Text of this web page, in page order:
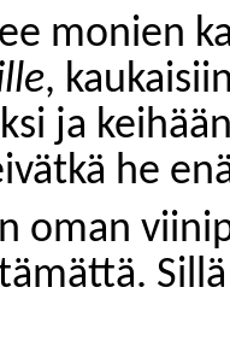
monien
,
ja
he
oman